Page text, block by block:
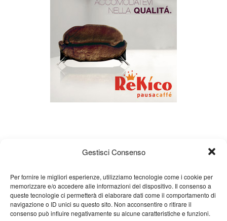
Gestisci Consenso
Per fornire le migliori esperienze, utilizziamo tecnologie come i cookie per
memorizzare e/o accedere alle informazioni del dispositivo. Il consenso a
queste tecnologie ci permetterà di elaborare dati come il comportamento di
navigazione o ID unici su questo sito. Non acconsentire o ritirare il
consenso può influire negativamente su alcune caratteristiche e funzioni.
Chi siamo Gian Carlo Minardi
Gear
Merchandising
Partners Contatti